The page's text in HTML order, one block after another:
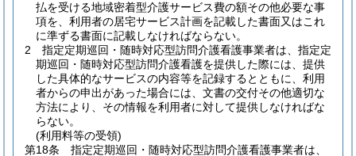
払を受ける地域密着型介護サービス費の額その他必要な事
項を、利用者の居宅サービス計画を記載した書面又はこれ
に準ずる書面に記載しなければならない。
2
指定定期巡回・随時対応型訪問介護看護事業者は、指定定
期巡回・随時対応型訪問介護看護を提供した際には、提供
した具体的なサービスの内容等を記録するとともに、利用
者からの申出があった場合には、文書の交付その他適切な
方法により、その情報を利用者に対して提供しなければな
らない。
(利用料等の受領)
第18条
指定定期巡回・随時対応型訪問介護看護事業者は、